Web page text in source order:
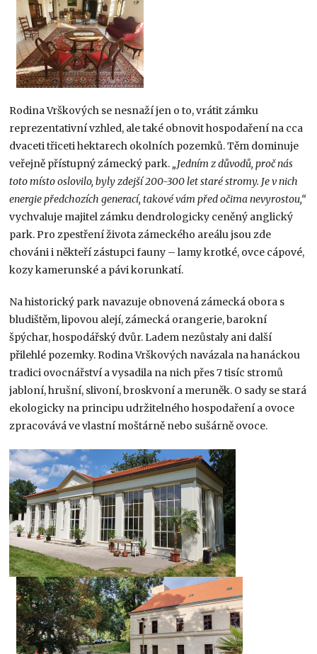
Rodina Vrškových se nesnaží jen o to, vrátit zámku
reprezentativní vzhled, ale také obnovit hospodaření na cca
dvaceti třiceti hektarech okolních pozemků. Těm dominuje
veřejně přístupný zámecký park. „Jedním z důvodů, proč nás
toto místo oslovilo, byly zdejší 200-300 let staré stromy. Je v nich
energie předchozích generací, takové vám před očima nevyrostou,“
vychvaluje majitel zámku dendrologicky ceněný anglický
park. Pro zpestření života zámeckého areálu jsou zde
chováni i někteří zástupci fauny – lamy krotké, ovce cápové,
kozy kamerunské a pávi korunkatí.
Na historický park navazuje obnovená zámecká obora s
bludištěm, lipovou alejí, zámecká orangerie, barokní
špýchar, hospodářský dvůr. Ladem nezůstaly ani další
přilehlé pozemky. Rodina Vrškových navázala na hanáckou
tradici ovocnářství a vysadila na nich přes 7 tisíc stromů
jabloní, hrušní, slivoní, broskvoní a meruněk. O sady se stará
ekologicky na principu udržitelného hospodaření a ovoce
zpracovává ve vlastní moštárně nebo sušárně ovoce.